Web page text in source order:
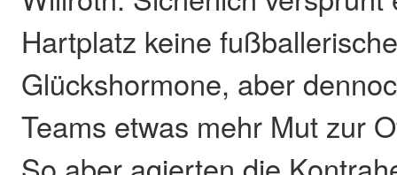
Hartplatz keine
Glückshormone, aber
Teams etwas mehr Mut zur